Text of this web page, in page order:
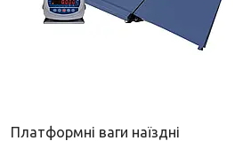
Платформні ваги наїздні